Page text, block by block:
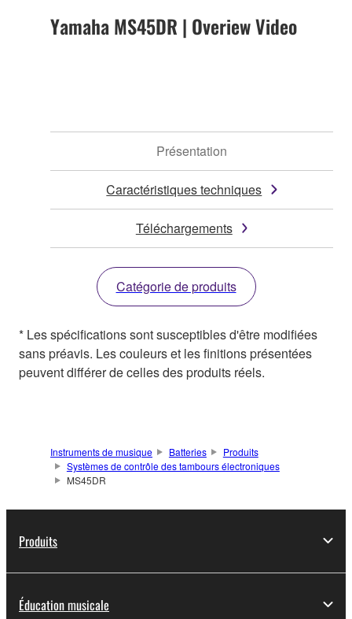
Yamaha MS45DR | Overiew Video
Présentation
Caractéristiques techniques
Téléchargements
Catégorie de produits
* Les spécifications sont susceptibles d'être modifiées
sans préavis. Les couleurs et les finitions présentées
peuvent différer de celles des produits réels.
Instruments de musique Batteries
Produits
Systèmes de contrôle des tambours électroniques
MS45DR
Produits
Éducation musicale